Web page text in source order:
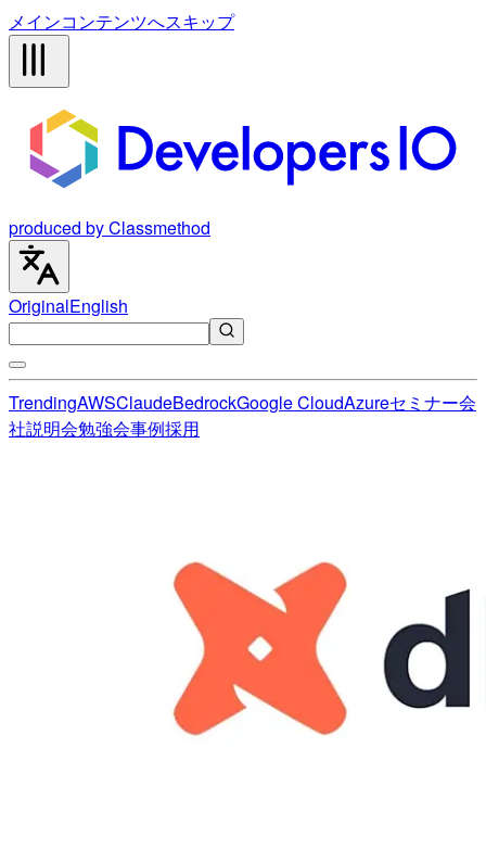
メインコンテンツへスキップ
produced by Classmethod
OriginalEnglish
TrendingAWSClaudeBedrockGoogle CloudAzureセミナー会
社説明会勉強会事例採用